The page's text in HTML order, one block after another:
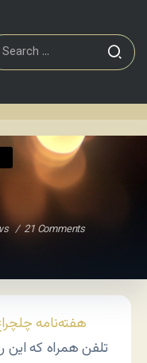
21 Comments
هفته‌نامه
تلفن همراه که این